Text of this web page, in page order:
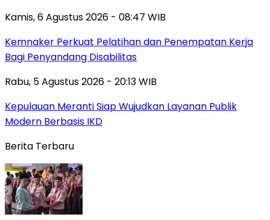
Kamis, 6 Agustus 2026 - 08:47 WIB
Kemnaker Perkuat Pelatihan dan Penempatan Kerja
Bagi Penyandang Disabilitas
Rabu, 5 Agustus 2026 - 20:13 WIB
Kepulauan Meranti Siap Wujudkan Layanan Publik
Modern Berbasis IKD
Berita Terbaru